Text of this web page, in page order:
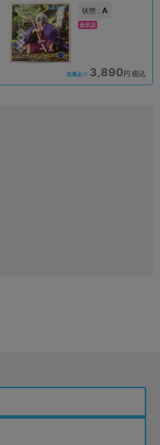
状態 : A
金沢店
在庫あり 3,890円 税込